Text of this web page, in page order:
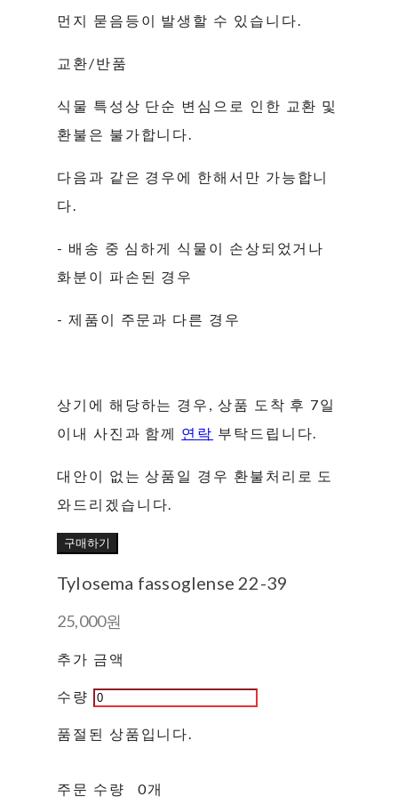
먼지 묻음등이 발생할 수 있습니다.
교환/반품
식물 특성상 단순 변심으로 인한 교환 및
환불은 불가합니다.
다음과 같은 경우에 한해서만 가능합니
다.
- 배송 중 심하게 식물이 손상되었거나
화분이 파손된 경우
- 제품이 주문과 다른 경우
상기에 해당하는 경우, 상품 도착 후 7일
이내 사진과 함께 연락 부탁드립니다.
대안이 없는 상품일 경우 환불처리로 도
와드리겠습니다.
구매하기
Tylosema fassoglense 22-39
25,000원
추가 금액
수량
품절된 상품입니다.
주문 수량 0개